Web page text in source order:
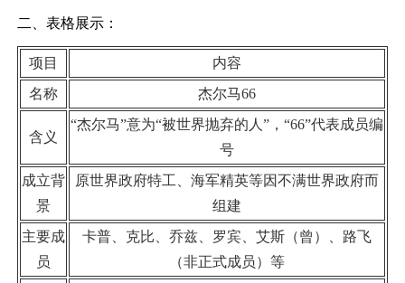
二、表格展示：
项目
内容
名称
杰尔马66
含义
“杰尔马”意为“被世界抛弃的人”，“66”代表成员编
号
成立背
景
原世界政府特工、海军精英等因不满世界政府而
组建
主要成
员
卡普、克比、乔兹、罗宾、艾斯（曾）、路飞
（非正式成员）等